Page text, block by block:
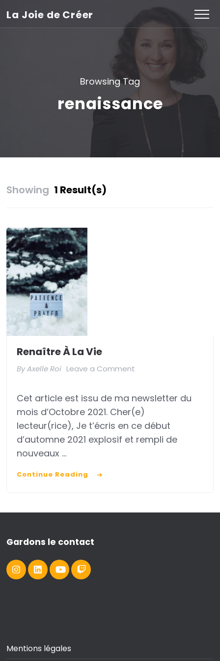
La Joie de Créer
Browsing Tag
renaissance
Showing 1 Result(s)
Renaître À La Vie
ByAxelle Roi Leave a Comment
à
la
Vie
Cet article est issu de ma newsletter du
mois d’Octobre 2021. Cher(e)
lecteur(rice), Je t’écris en ce début
d’automne 2021 explosif et rempli de
nouveaux …
Continue Reading
Gardons le contact
Mentions légales